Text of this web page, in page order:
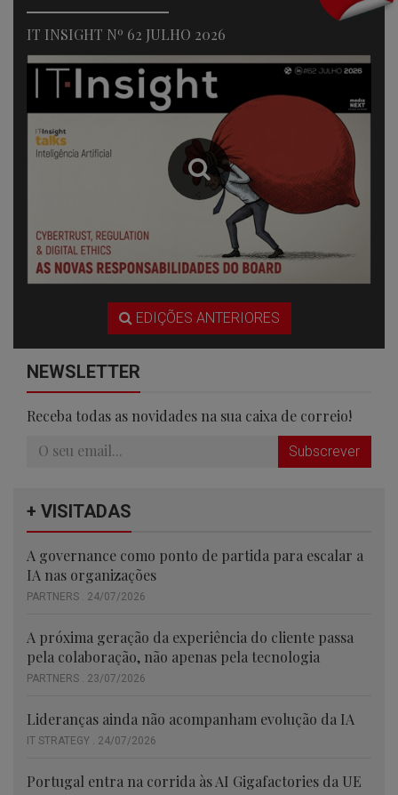
IT INSIGHT Nº 62 JULHO 2026
EDIÇÕES ANTERIORES
NEWSLETTER
Receba todas as novidades na sua caixa de correio!
Subscrever
+ VISITADAS
A governance como ponto de partida para escalar a
IA nas organizações
PARTNERS . 24/07/2026
A próxima geração da experiência do cliente passa
pela colaboração, não apenas pela tecnologia
PARTNERS . 23/07/2026
Lideranças ainda não acompanham evolução da IA
IT STRATEGY . 24/07/2026
Portugal entra na corrida às AI Gigafactories da UE